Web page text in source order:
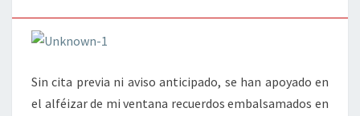
Sin cita previa ni aviso anticipado, se han apoyado en
el alféizar de mi ventana recuerdos embalsamados en